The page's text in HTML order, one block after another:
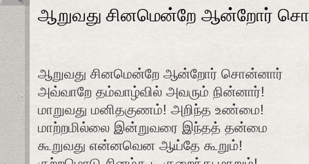
ஆறுவது சினமென்றே ஆன்றோர்
ஆறுவது சினமென்றே ஆன்றோர் சொன்னார்
அவ்வாறே தம்வாழ்வில் அவரும் நின்னார்!
மாறுவது மனிதகுணம்! அறிந்த உண்மை!
மாற்றமில்லை இன்றுவரை இந்தத் தன்மை
கூறுவது என்னவென ஆய்தே கூறும்!